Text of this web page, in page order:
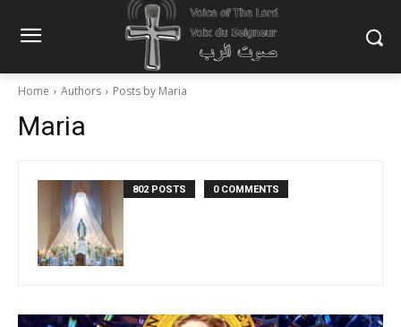
Home Authors Posts by Maria
Maria
802 POSTS 0 COMMENTS